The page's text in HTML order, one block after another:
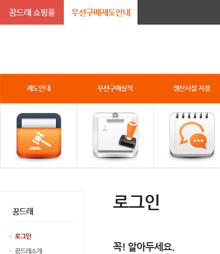
꿈드래 쇼핑몰 우선구매제도안내
제도안내 우선구매실적 생산시설 지정
꿈드래
로그인
꿈드래소개
로그인
꼭! 알아두세요.